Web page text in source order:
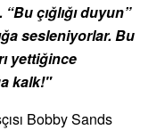
çığlığı duyun”
sesleniyorlar. Bu
yettiğince
kalk!"
Bobby Sands